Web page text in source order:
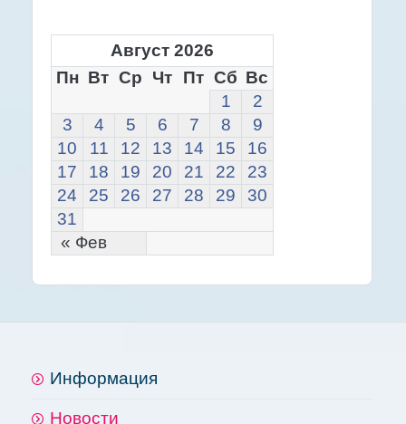
Август 2026
Пн Вт Ср Чт Пт Сб Вс
« Фев
1
2
3
4 5 6 7 8
9
10
11 12 13 14 15
16
17
18 19 20 21 22
23
24
25 26 27 28 29
30
31
Информация
Новости